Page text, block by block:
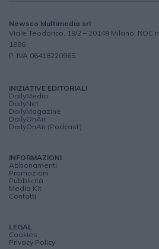
Newsco Multimedia srl
Viale Teodorico, 19/2 – 20149 Milano, ROC n.
1886
P. IVA 06418220965
INIZIATIVE EDITORIALI
DailyMedia
DailyNet
DailyMagazine
DailyOnAir
DailyOnAir (Podcast)
INFORMAZIONI
Abbonamenti
Promozioni
Pubblicità
Media Kit
Contatti
LEGAL
Cookies
Privacy Policy